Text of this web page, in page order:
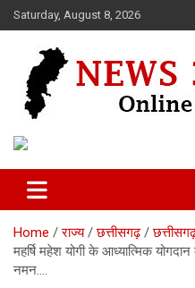
Skip
to
Saturday, August 8, 2026
News 36
Home राज्य छत्तीसगढ़
महर्षि महेश योगी के आध्यात्मिक
नमन….